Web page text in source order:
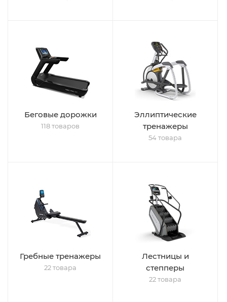
Беговые дорожки
118 товаров
Эллиптические
тренажеры
54 товара
Гребные тренажеры
22 товара
Лестницы и
степперы
22 товара